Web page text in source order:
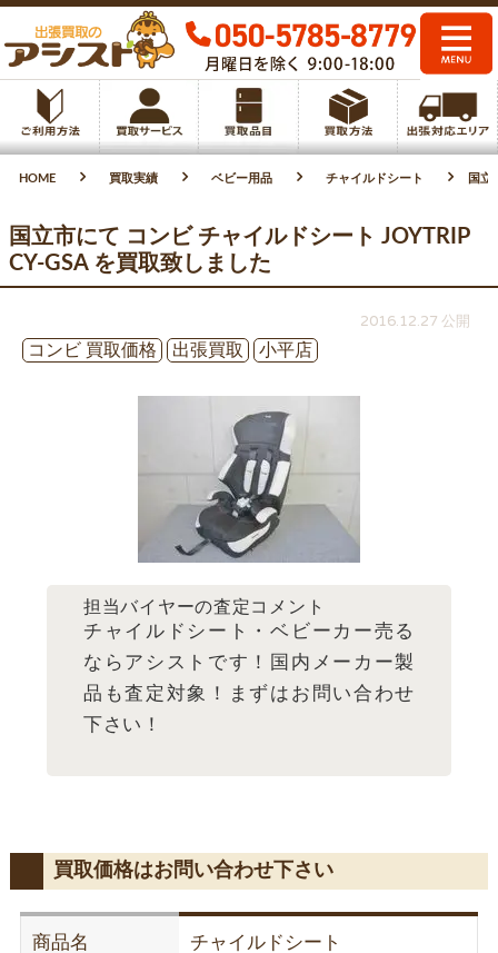
HOME 買取実績 ベビー用品 チャイルドシート 国立
国立市にて コンビ チャイルドシート JOYTRIP
CY-GSA を買取致しました
2016.12.27 公開
コンビ 買取価格
出張買取 小平店
担当バイヤーの査定コメント
チャイルドシート・ベビーカー売る
ならアシストです！国内メーカー製
品も査定対象！まずはお問い合わせ
下さい！
買取価格はお問い合わせ下さい
商品名 チャイルドシート